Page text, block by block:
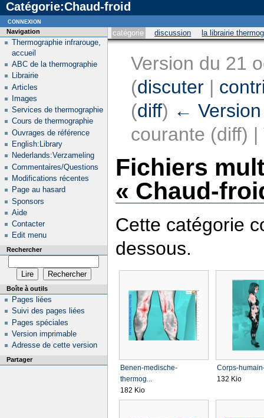
Catégorie:Chaud-froid
catégorie discussion la librairie
Version du 21
(discuter |
(diff) ←
courante (diff)
Fichiers
« Chaud-
Cette catégorie
dessous.
Benen-medische-
thermog...
182 Kio
Corps-
132 Kio
Navigation
Thermographie infrarouge,
accueil
ABC de la thermographie
Librairie
Articles
Images
Services de thermographie
Cours de thermographie
Ouvrages de référence
English:Library
Nederlands:Verzameling
Commentaires/Questions
Modifications récentes
Page au hasard
Sponsors
Aide
Contacter
Edit menu
Rechercher
Boîte à outils
Pages liées
Suivi des pages liées
Pages spéciales
Version imprimable
Adresse de cette version
Partager
connexion